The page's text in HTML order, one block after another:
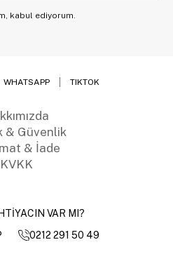
kabul ediyorum.
WHATSAPP TIKTOK
& Güvenlik
& İade
KVKK
VAR MI?
0212 291 50 49